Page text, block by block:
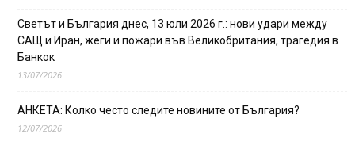
Светът и България днес, 13 юли 2026 г.: нови удари между
САЩ и Иран, жеги и пожари във Великобритания, трагедия в
Банкок
13/07/2026
АНКЕТА: Колко често следите новините от България?
12/07/2026